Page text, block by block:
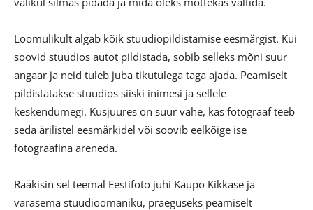
Loomulikult algab kõik stuudiopildistamise eesmärgist. Kui
soovid stuudios autot pildistada, sobib selleks mõni suur
angaar ja neid tuleb juba tikutulega taga ajada. Peamiselt
pildistatakse stuudios siiski inimesi ja sellele
keskendumegi. Kusjuures on suur vahe, kas fotograaf teeb
seda ärilistel eesmärkidel või soovib eelkõige ise
fotograafina areneda.
Rääkisin sel teemal Eestifoto juhi Kaupo Kikkase ja
varasema stuudioomaniku, praeguseks peamiselt